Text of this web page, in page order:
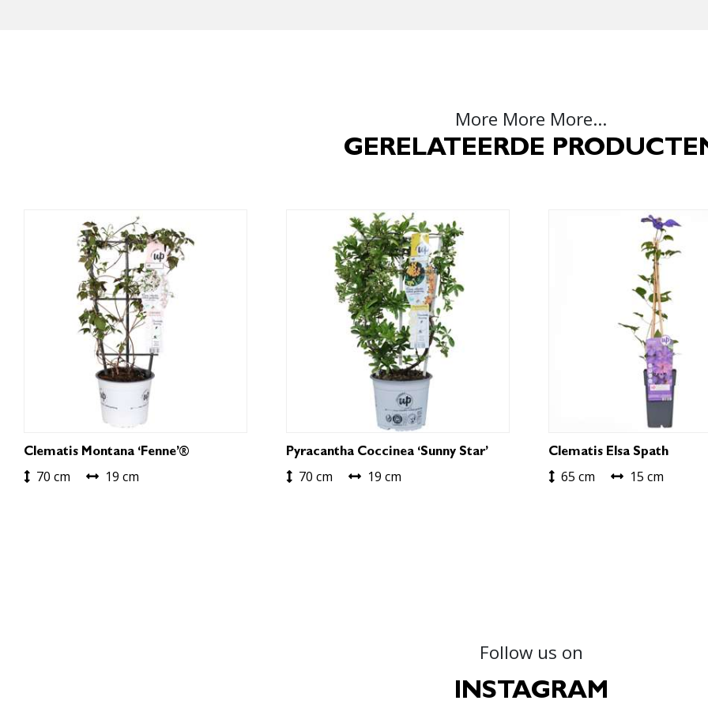
More More More...
GERELATEERDE
Clematis Montana ‘Fenne’®
70 cm 19 cm
Pyracantha Coccinea ‘Sunny Star’
70 cm 19 cm
Clematis Elsa Spath
65 cm 15 cm
Follow us on
INSTAGRAM